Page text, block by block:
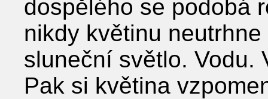
dospělého se podobá
nikdy květinu
sluneční světlo. Vodu.
Pak si květina